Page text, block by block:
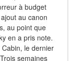
à budget
au canon
au point que
en a pris note.
le dernier
semaines